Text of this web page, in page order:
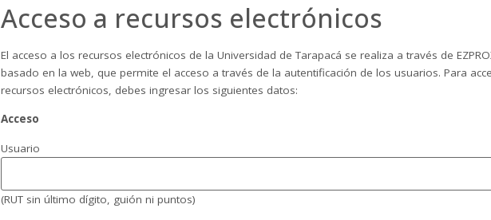
Acceso a recursos electrónicos
El acceso a los recursos electrónicos de la Universidad de Tarapacá se realiza a través de
basado en la web, que permite el acceso a través de la autentificación de los usuarios. Para
recursos electrónicos, debes ingresar los siguientes datos:
Acceso
Usuario
(RUT sin último dígito, guión ni puntos)